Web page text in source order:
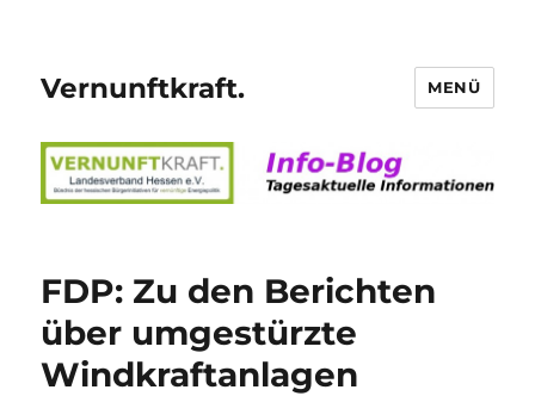
Vernunftkraft. MENÜ
FDP: Zu den Berichten
über umgestürzte
Windkraftanlagen